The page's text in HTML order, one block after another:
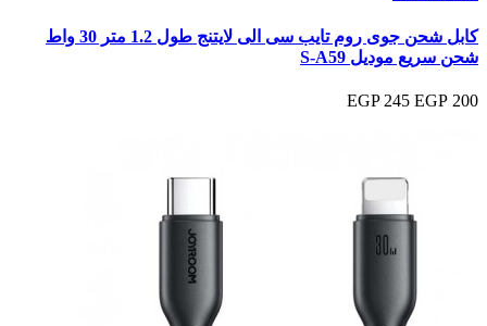
كابل شحن جوى روم تايب سى الى لايتنج طول 1.2 متر 30 واط
شحن سريع موديل S-A59
200 EGP
245 EGP